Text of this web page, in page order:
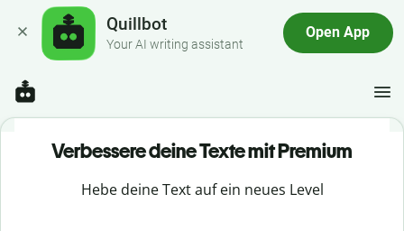
Quillbot
Your AI writing assistant
Open App
Verbessere deine Texte mit Premium
Hebe deine Text auf ein neues Level